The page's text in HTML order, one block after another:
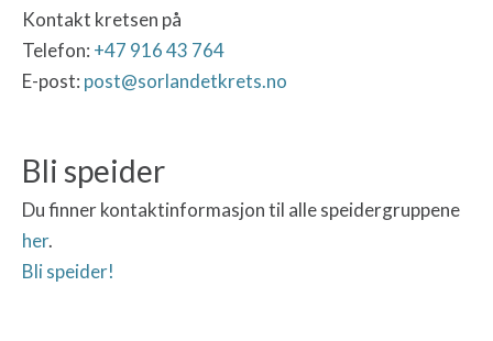
Kontakt kretsen på
Telefon: +47 916 43 764
E-post: post@sorlandetkrets.no
Bli speider
Du finner kontaktinformasjon til alle speidergruppene
her.
Bli speider!